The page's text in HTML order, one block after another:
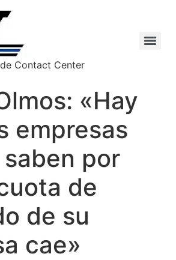
Contact Center
«Hay
empresas
por
de
de su
cae»